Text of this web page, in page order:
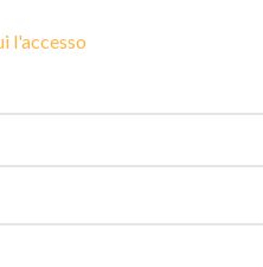
l'accesso